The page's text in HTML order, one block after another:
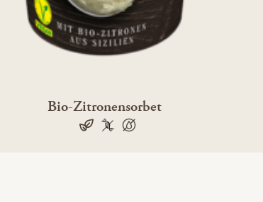
Bio-Zitronensorbet
vegan100 % gentechnikfrei
100 % palmölfrei